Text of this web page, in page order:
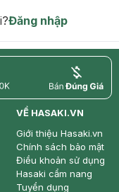
Đăng nhập
price
VỀ HASAKI.VN
Giới thiệu Hasaki.vn
Chính sách bảo mật
Điều khoản sử dụng
Hasaki cẩm nang
Tuyển dụng